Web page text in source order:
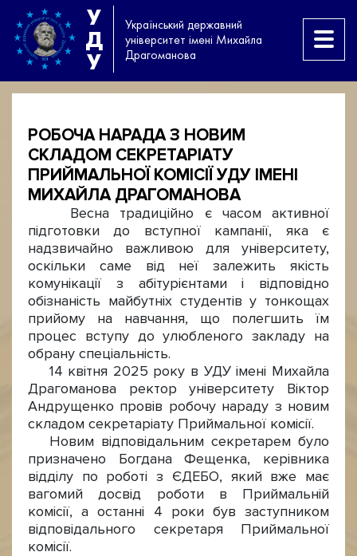
У
Д
У
Український державний
університет імені Михайла
Драгоманова
РОБОЧА НАРАДА З НОВИМ
СКЛАДОМ СЕКРЕТАРІАТУ
ПРИЙМАЛЬНОЇ КОМІСІЇ УДУ ІМЕНІ
МИХАЙЛА ДРАГОМАНОВА
Весна традиційно є часом активної
підготовки до вступної кампанії, яка є
надзвичайно важливою для університету,
оскільки саме від неї залежить якість
комунікації з абітурієнтами і відповідно
обізнаність майбутніх студентів у тонкощах
прийому на навчання, що полегшить їм
процес вступу до улюбленого закладу на
обрану спеціальність.
14 квітня 2025 року в УДУ імені Михайла
Драгоманова ректор університету Віктор
Андрущенко провів робочу нараду з новим
складом секретаріату Приймальної комісії.
Новим відповідальним секретарем було
призначено Богдана Фещенка, керівника
відділу по роботі з ЄДЕБО, який вже має
вагомий досвід роботи в Приймальній
комісії, а останні 4 роки був заступником
відповідального секретаря Приймальної
комісії.